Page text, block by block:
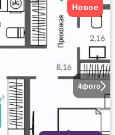
4фото
Новое